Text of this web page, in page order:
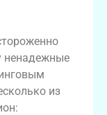
ненадежные
из